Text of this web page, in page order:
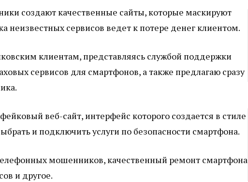
создают качественные сайты, которые маскируют
неизвестных сервисов ведет к потере денег клиентом.
клиентам, представляясь службой поддержки
сервисов для смартфонов, а также предлагаю сразу
веб-сайт, интерфейс которого создается в стиле
и подключить услуги по безопасности смартфона.
мошенников, качественный ремонт смартфона
и другое.